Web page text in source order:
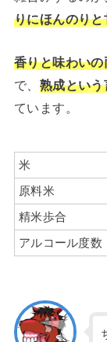
りにほんのり
香りと味わい
で、 熟成とい
ています。
米
原料米
精米歩合
アルコール度数